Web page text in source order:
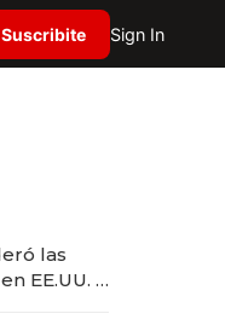
Suscribite Sign In
las
EE.UU. y